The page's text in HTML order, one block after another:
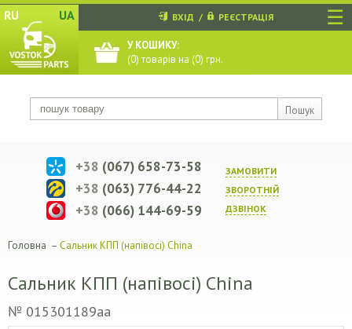
☰
RU UA
Пошук
ВХІД / РЕЄСТРАЦІЯ
У КОШИКУ:
(0) товарів на (0) грн.
ЗАМОВИТИ
ЗВОРОТНIЙ
ДЗВIНОК
+38 (067) 658-73-58
+38 (063) 776-44-22
+38 (066) 144-69-59
Головна – Сальник КПП (напівосі) China
Сальник КПП (напівосі) China
№ 015301189aa